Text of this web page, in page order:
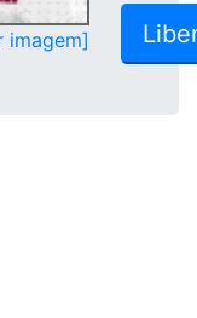
imagem]